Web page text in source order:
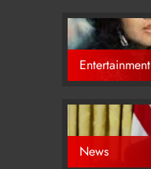
Entertainment
News